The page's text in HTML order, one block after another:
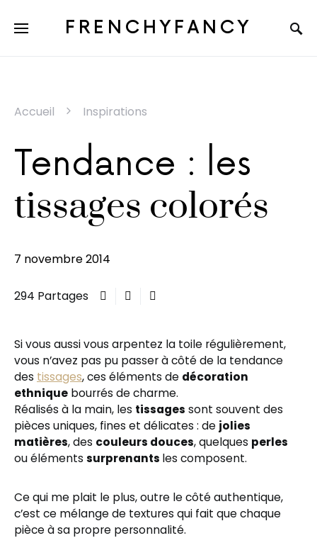
FRENCHYFANCY
Accueil Inspirations
Tendance : les
tissages colorés
7 novembre 2014
294 Partages
Si vous aussi vous arpentez la toile régulièrement,
vous n’avez pas pu passer à côté de la tendance
des tissages, ces éléments de décoration
ethnique bourrés de charme.
Réalisés à la main, les tissages sont souvent des
pièces uniques, fines et délicates : de jolies
matières, des couleurs douces, quelques perles
ou éléments surprenants les composent.
Ce qui me plait le plus, outre le côté authentique,
c’est ce mélange de textures qui fait que chaque
pièce à sa propre personnalité.